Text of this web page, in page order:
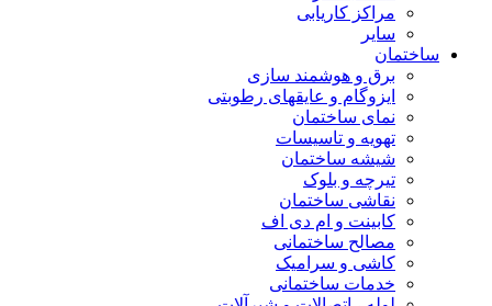
مراکز کاریابی
سایر
ساختمان
برق و هوشمند سازی
ایزوگام و عایقهای رطوبتی
نمای ساختمان
تهویه و تاسیسات
شیشه ساختمان
تیرچه و بلوک
نقاشی ساختمان
کابینت و ام دی اف
مصالح ساختمانی
کاشی و سرامیک
خدمات ساختمانی